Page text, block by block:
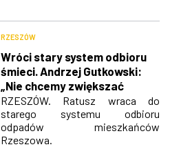
RZESZÓW
Wróci stary system odbioru
śmieci. Andrzej Gutkowski:
„Nie chcemy zwiększać
odpłatności dla
mieszkańców”
RZESZÓW. Ratusz wraca do
starego systemu odbioru
odpadów mieszkańców
Rzeszowa.